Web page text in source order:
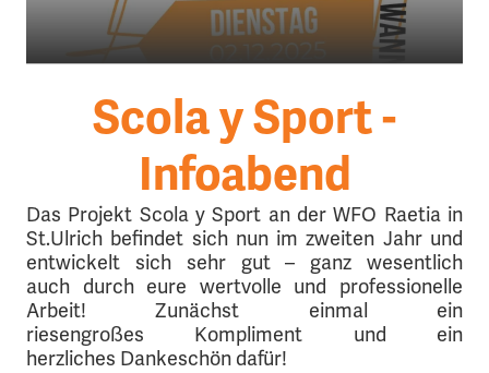
Scola y Sport -
Infoabend
Das Projekt Scola y Sport an der WFO Raetia in
St.Ulrich befindet sich nun im zweiten Jahr und
entwickelt sich sehr gut – ganz wesentlich
auch durch eure wertvolle und professionelle
Arbeit! Zunächst einmal ein
riesengroßes Kompliment und ein
herzliches Dankeschön dafür!